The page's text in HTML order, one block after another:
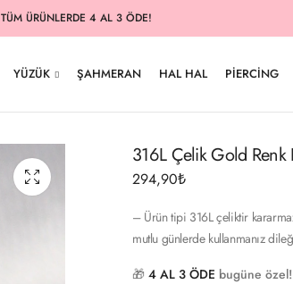
TÜM ÜRÜNLERDE 4 AL 3 ÖDE!
YÜZÜK ŞAHMERAN HAL HAL PIERCING
316L Çelik Gold Renk
294,90₺
– Ürün tipi 316L çeliktir
mutlu günlerde kullanmanız
🎁 4 AL 3 ÖDE bugüne özel!